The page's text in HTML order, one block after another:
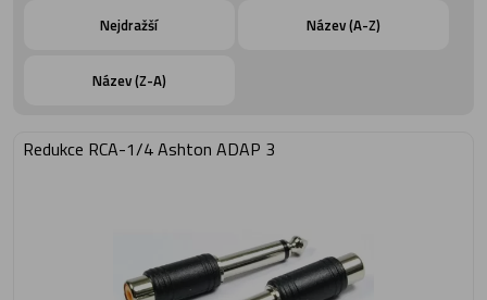
Nejdražší Název (A-Z)
Název (Z-A)
Redukce RCA-1/4 Ashton ADAP 3